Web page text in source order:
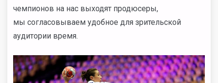
чемпионов на нас выходят продюсеры,
мы согласовываем удобное для зрительской
аудитории время.